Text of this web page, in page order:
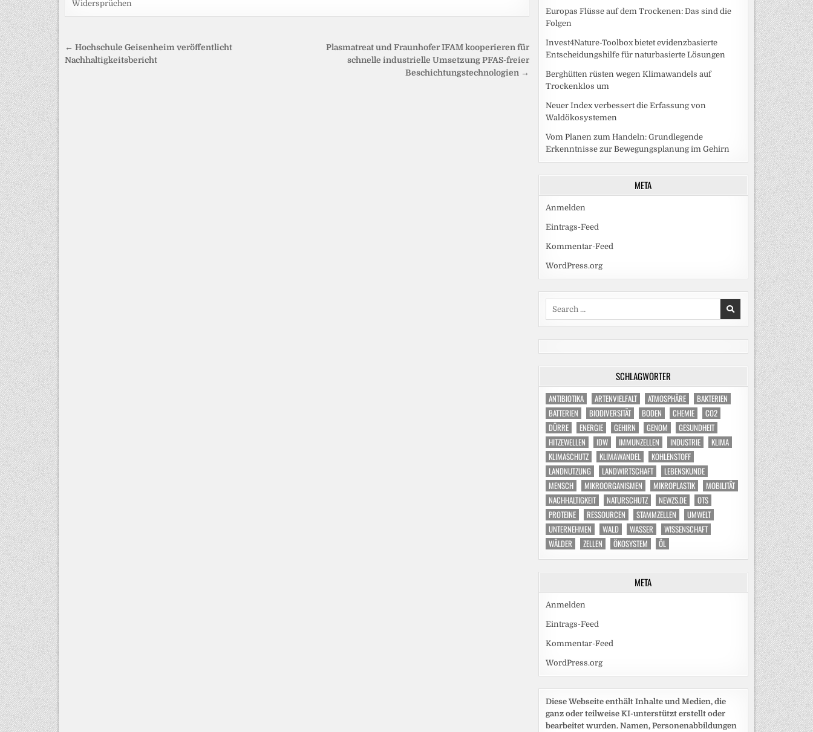
Widersprüchen
Beitragsnavigation
Plasmatreat und Fraunhofer IFAM kooperieren für
schnelle industrielle Umsetzung PFAS-freier
Beschichtungstechnologien →
← Hochschule Geisenheim veröffentlicht
Nachhaltigkeitsbericht
Europas Flüsse auf dem Trockenen: Das sind die
Folgen
Invest4Nature-Toolbox bietet evidenzbasierte
Entscheidungshilfe für naturbasierte Lösungen
Berghütten rüsten wegen Klimawandels auf
Trockenklos um
Neuer Index verbessert die Erfassung von
Waldökosystemen
Vom Planen zum Handeln: Grundlegende
Erkenntnisse zur Bewegungsplanung im Gehirn
META
Anmelden
Eintrags-Feed
Kommentar-Feed
WordPress.org
SCHLAGWÖRTER
ANTIBIOTIKA ARTENVIELFALT ATMOSPHÄRE
BAKTERIEN
BATTERIEN
BIODIVERSITÄT BODEN CHEMIE
CO2
DÜRRE
ENERGIE GEHIRN GENOM
GESUNDHEIT
HITZEWELLEN
IDW IMMUNZELLEN INDUSTRIE
KLIMA
KLIMASCHUTZ
KLIMAWANDEL
KOHLENSTOFF
LANDNUTZUNG
LANDWIRTSCHAFT
LEBENSKUNDE
MENSCH
MIKROORGANISMEN MIKROPLASTIK
MOBILITÄT
NACHHALTIGKEIT
NATURSCHUTZ NEWZS.DE
OTS
PROTEINE
RESSOURCEN STAMMZELLEN
UMWELT
UNTERNEHMEN
WALD WASSER
WISSENSCHAFT
WÄLDER
ZELLEN ÖKOSYSTEM ÖL
META
Anmelden
Eintrags-Feed
Kommentar-Feed
WordPress.org
Diese Webseite enthält Inhalte und Medien, die
ganz oder teilweise KI-unterstützt erstellt oder
bearbeitet wurden. Namen, Personenabbildungen